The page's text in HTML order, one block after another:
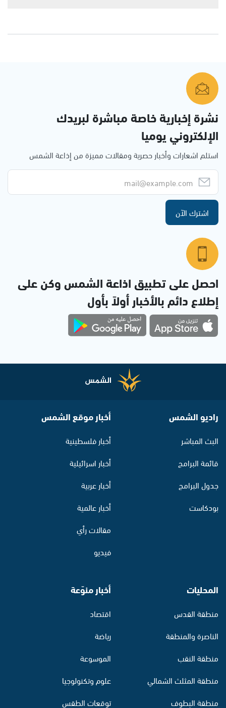
نشرة إخبارية خاصة مباشرة لبريدك
الإلكتروني يوميا
استلم اشعارات وأخبار حصرية ومقالات مميزة من إذاعة الشمس
اشترك الآن
احصل على تطبيق اذاعة الشمس وكن على
إطلاع دائم بالأخبار أولاً بأول
راديو الشمس
البث المباشر
قائمة البرامج
جدول البرامج
بودكاست
أخبار موقع الشمس
أخبار فلسطينية
أخبار اسرائيلية
أخبار عربية
أخبار عالمية
مقالات رأي
فيديو
المحليات
منطقة القدس
الناصرة والمنطقة
منطقة النقب
منطقة المثلث الشمالي
منطقة البطوف
أخبار منوّعة
اقتصاد
رياضة
الموسوعة
علوم وتكنولوجيا
توقعات الطقس